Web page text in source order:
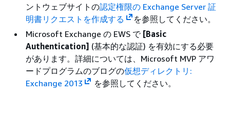
ントウェブサイトの認定権限の Exchange Server 証
明書リクエストを作成する
を参照してください。
Microsoft Exchange の EWS で [Basic
Authentication] (基本的な認証) を有効にする必要
があります。詳細については、Microsoft MVP アワ
ードプログラムのブログの仮想ディレクトリ:
Exchange 2013
を参照してください。